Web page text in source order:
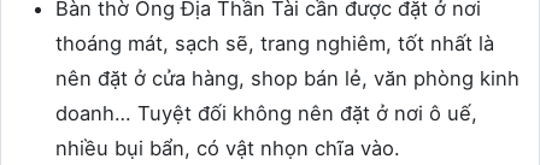
Bàn thờ Ông Địa Thần Tài cần được đặt ở nơi
thoáng mát, sạch sẽ, trang nghiêm, tốt nhất là
nên đặt ở cửa hàng, shop bán lẻ, văn phòng kinh
doanh… Tuyệt đối không nên đặt ở nơi ô uế,
nhiều bụi bẩn, có vật nhọn chĩa vào.